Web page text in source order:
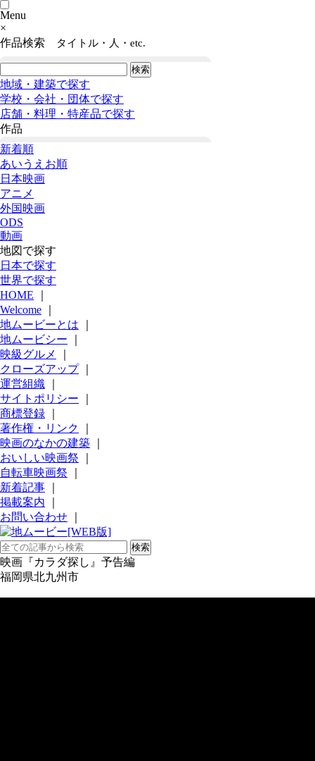
Menu
×
作品検索
タイトル・人・etc.
地域・建築で探す
学校・会社・団体で探す
店舗・料理・特産品で探す
作品
新着順
あいうえお順
日本映画
アニメ
外国映画
ODS
動画
地図で探す
日本で探す
世界で探す
HOME
Welcome
地ムービーとは
地ムービシー
映級グルメ
クローズアップ｜
運営組織
サイトポリシー
商標登録
著作権・リンク
映画のなかの建築
おいしい映画祭
自転車映画祭
新着記事
掲載案内
お問い合わせ
映画『カラダ探し』予告編
福岡県北九州市